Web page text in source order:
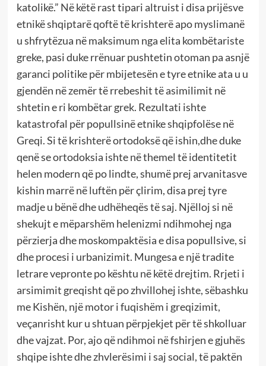
katolikë.” Në këtë rast tipari altruist i disa prijësve
etnikë shqiptarë qoftë të krishterë apo myslimanë
u shfrytëzua në maksimum nga elita kombëtariste
greke, pasi duke rrënuar pushtetin otoman pa asnjë
garanci politike për mbijetesën e tyre etnike ata u u
gjendën në zemër të rrebeshit të asimilimit në
shtetin e ri kombëtar grek. Rezultati ishte
katastrofal për popullsinë etnike shqipfolëse në
Greqi. Si të krishterë ortodoksë që ishin,dhe duke
qenë se ortodoksia ishte në themel të identitetit
helen modern që po lindte, shumë prej arvanitasve
kishin marrë në luftën për çlirim, disa prej tyre
madje u bënë dhe udhëheqës të saj. Njëlloj si në
shekujt e mëparshëm helenizmi ndihmohej nga
përzierja dhe moskompaktësia e disa popullsive, si
dhe procesi i urbanizimit. Mungesa e një tradite
letrare vepronte po kështu në këtë drejtim. Rrjeti i
arsimimit greqisht që po zhvillohej ishte, sëbashku
me Kishën, një motor i fuqishëm i greqizimit,
veçanrisht kur u shtuan përpjekjet për të shkolluar
dhe vajzat. Por, ajo që ndihmoi në fshirjen e gjuhës
shqipe ishte dhe zhvlerësimi i saj social, të paktën